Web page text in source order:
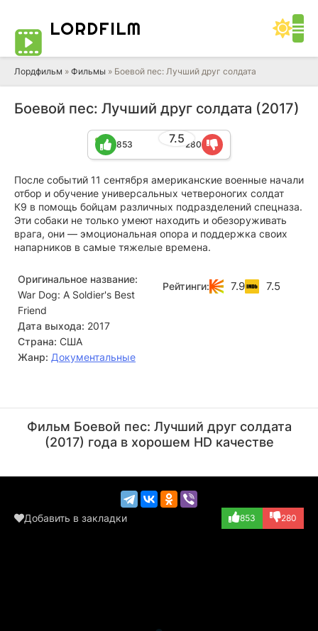
LORDFILM
Лордфильм » Фильмы » Боевой пес: Лучший друг солдата
Боевой пес: Лучший друг солдата (2017)
7.5
853 280
После событий 11 сентября американские военные начали
отбор и обучение универсальных четвероногих солдат
К9 в помощь бойцам различных подразделений спецназа.
Эти собаки не только умеют находить и обезоруживать
врага, они — эмоциональная опора и поддержка своих
напарников в самые тяжелые времена.
Оригинальное название:
War Dog: A Soldier's Best
Friend
Дата выхода: 2017
Страна: США
Жанр: Документальные
Рейтинги: 7.9 7.5
(играет самого с...)
Фильм Боевой пес: Лучший друг солдата
(2017) года в хорошем HD качестве
Добавить в закладки 853 280